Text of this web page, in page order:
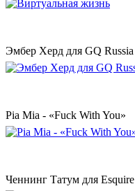
Эмбер Херд для GQ Russia
Pia Mia - «Fuck With You»
Ченнинг Татум для Esquire